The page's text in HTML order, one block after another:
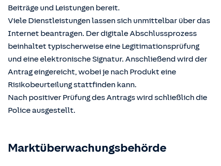
Beiträge und Leistungen bereit.
Viele Dienstleistungen lassen sich unmittelbar über das
Internet beantragen. Der digitale Abschlussprozess
beinhaltet typischerweise eine Legitimationsprüfung
und eine elektronische Signatur. Anschließend wird der
Antrag eingereicht, wobei je nach Produkt eine
Risikobeurteilung stattfinden kann.
Nach positiver Prüfung des Antrags wird schließlich die
Police ausgestellt.
Marktüberwachungsbehörde